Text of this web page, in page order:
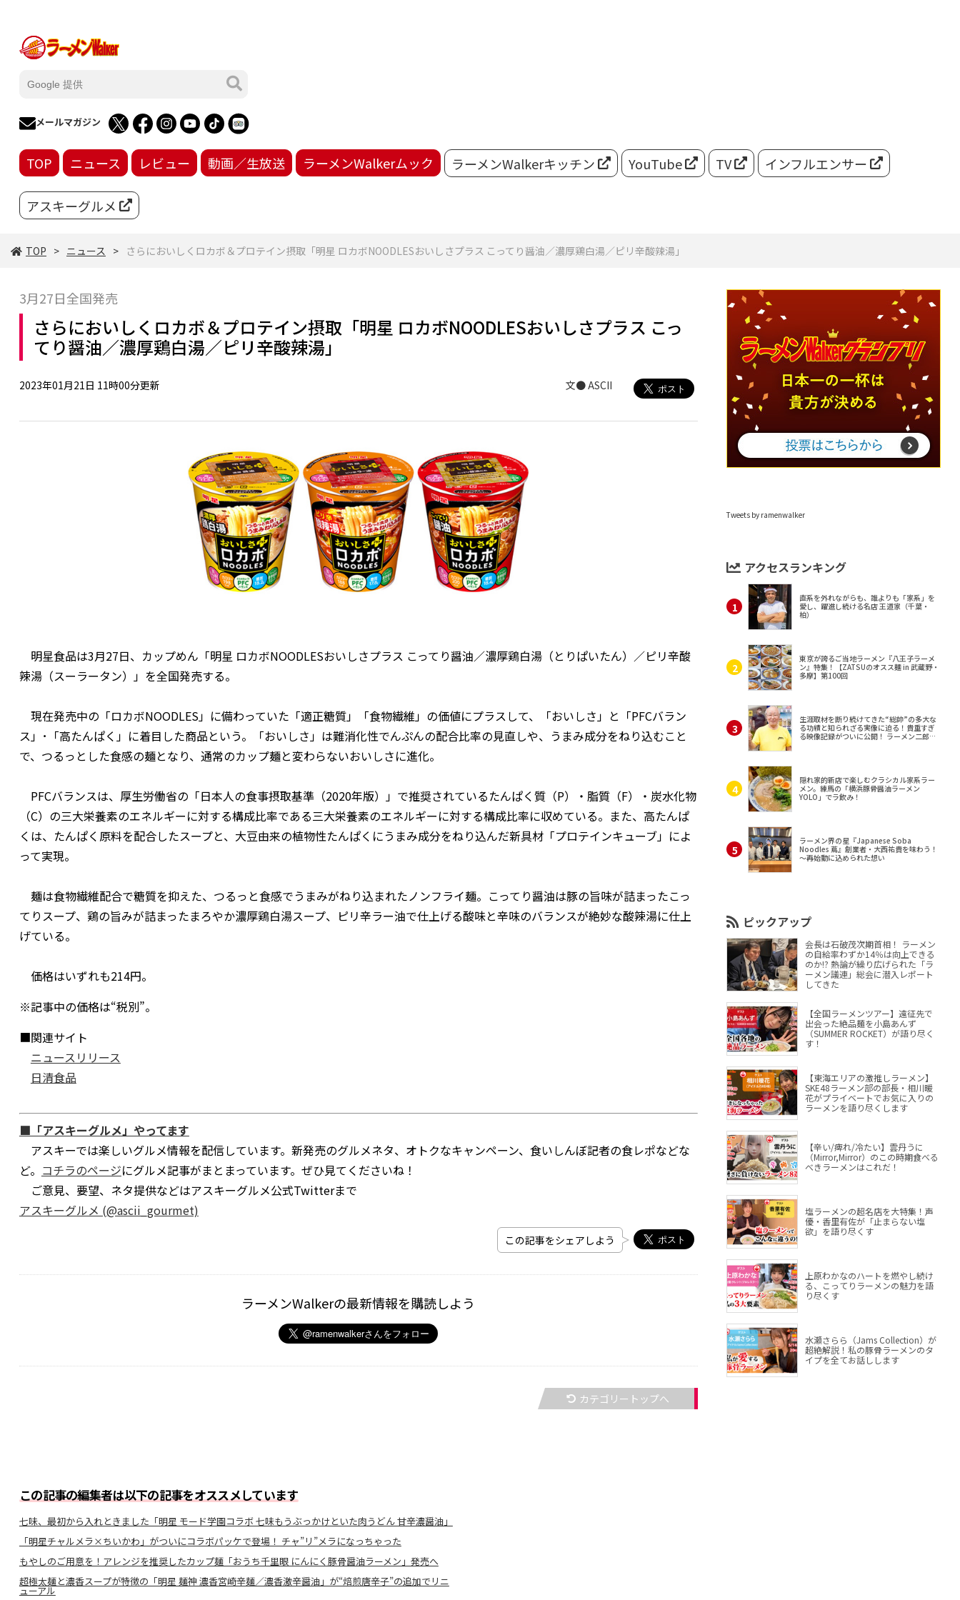
メールマガジン
TOP ニュース レビュー 動画／生放送 ラーメンWalkerムック ラーメンWalkerキッチン YouTube TV インフルエンサー
アスキーグルメ
TOP ニュース さらにおいしくロカボ＆プロテイン摂取「明星 ロカボNOODLESおいしさプラス こってり醤油／濃厚鶏白湯／ピリ辛酸辣湯」
3月27日全国発売
さらにおいしくロカボ＆プロテイン摂取「明星 ロカボNOODLESおいしさプラス こっ
てり醤油／濃厚鶏白湯／ピリ辛酸辣湯」
2023年01月21日 11時00分更新 文● ASCII
明星食品は3月27日、カップめん「明星 ロカボNOODLESおいしさプラス こってり醤油／濃厚鶏白湯（とりぱいたん）／ピリ辛酸
辣湯（スーラータン）」を全国発売する。
現在発売中の「ロカボNOODLES」に備わっていた「適正糖質」「食物繊維」の価値にプラスして、「おいしさ」と「PFCバラン
ス」･「高たんぱく」に着目した商品という。「おいしさ」は難消化性でんぷんの配合比率の見直しや、うまみ成分をねり込むこと
で、つるっとした食感の麺となり、通常のカップ麺と変わらないおいしさに進化。
PFCバランスは、厚生労働省の「日本人の食事摂取基準（2020年版）」で推奨されているたんぱく質（P）・脂質（F）・炭水化物
（C）の三大栄養素のエネルギーに対する構成比率である三大栄養素のエネルギーに対する構成比率に収めている。また、高たんぱ
くは、たんぱく原料を配合したスープと、大豆由来の植物性たんぱくにうまみ成分をねり込んだ新具材「プロテインキューブ」によ
って実現。
麺は食物繊維配合で糖質を抑えた、つるっと食感でうまみがねり込まれたノンフライ麺。こってり醤油は豚の旨味が詰まったこっ
てりスープ、鶏の旨みが詰まったまろやか濃厚鶏白湯スープ、ピリ辛ラー油で仕上げる酸味と辛味のバランスが絶妙な酸辣湯に仕上
げている。
価格はいずれも214円。
※記事中の価格は“税別”。
■関連サイト
ニュースリリース
日清食品
■「アスキーグルメ」やってます
アスキーでは楽しいグルメ情報を配信しています。新発売のグルメネタ、オトクなキャンペーン、食いしんぼ記者の食レポなどな
ど。 コチラのページにグルメ記事がまとまっています。ぜひ見てくださいね！
ご意見、要望、ネタ提供などはアスキーグルメ公式Twitterまで
アスキーグルメ (@ascii_gourmet)
この記事をシェアしよう
ラーメンWalkerの最新情報を購読しよう
カテゴリートップへ
この記事の編集者は以下の記事をオススメしています
七味、最初から入れときました「明星 モード学園コラボ 七味もうぶっかけといた肉うどん 甘辛濃醤油」
「明星チャルメラ×ちいかわ」がついにコラボパッケで登場！ チャ”リ”メラになっちゃった
もやしのご用意を！アレンジを推奨したカップ麺「おうち千里眼 にんにく豚骨醤油ラーメン」発売へ
超極太麺と濃香スープが特徴の「明星 麺神 濃香宮崎辛麺／濃香激辛醤油」が“焙煎唐辛子”の追加でリニ
ューアル
Tweets by ramenwalker
アクセスランキング
直系を外れながらも、誰よりも「家系」を
愛し、躍進し続ける名店 王道家（千葉・
柏）
東京が誇るご当地ラーメン『八王子ラーメ
ン』特集！【ZATSUのオスス麺 in 武蔵野・
多摩】第100回
生涯取材を断り続けてきた“総帥”の多大な
る功績と知られざる実像に迫る！貴重すぎ
る映像記録がついに公開！ ラーメン二郎
隠れ家的新店で楽しむクラシカル家系ラー
メン。練馬の「横浜豚骨醤油ラーメン
YOLO」でラ飲み！
ラーメン界の星『Japanese Soba
Noodles 蔦』創業者・大西祐貴を味わう！
～再始動に込められた想い
ピックアップ
会長は石破茂次期首相！ ラーメン
の自給率わずか14％は向上できる
のか!? 熱論が繰り広げられた「ラ
ーメン議連」総会に潜入レポート
してきた
【全国ラーメンツアー】遠征先で
出会った絶品麺を小島あんず
（SUMMER ROCKET）が語り尽く
す！
【東海エリアの激推しラーメン】
SKE48ラーメン部の部長・相川暖
花がプライベートでお気に入りの
ラーメンを語り尽くします
【辛い/痺れ/冷たい】雲丹うに
（Mirror,Mirror）のこの時期食べる
べきラーメンはこれだ！
塩ラーメンの超名店を大特集！声
優・香里有佐が「止まらない塩
欲」を語り尽くす
上原わかなのハートを燃やし続け
る、こってりラーメンの魅力を語
り尽くす
水瀬さらら（Jams Collection）が
超絶解説！私の豚骨ラーメンのタ
イプを全てお話しします